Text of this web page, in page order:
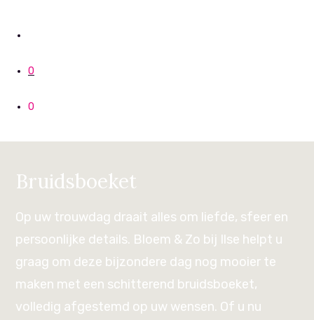
0
0
Bruidsboeket
Op uw trouwdag draait alles om liefde, sfeer en
persoonlijke details. Bloem & Zo bij Ilse helpt u
graag om deze bijzondere dag nog mooier te
maken met een schitterend bruidsboeket,
volledig afgestemd op uw wensen. Of u nu